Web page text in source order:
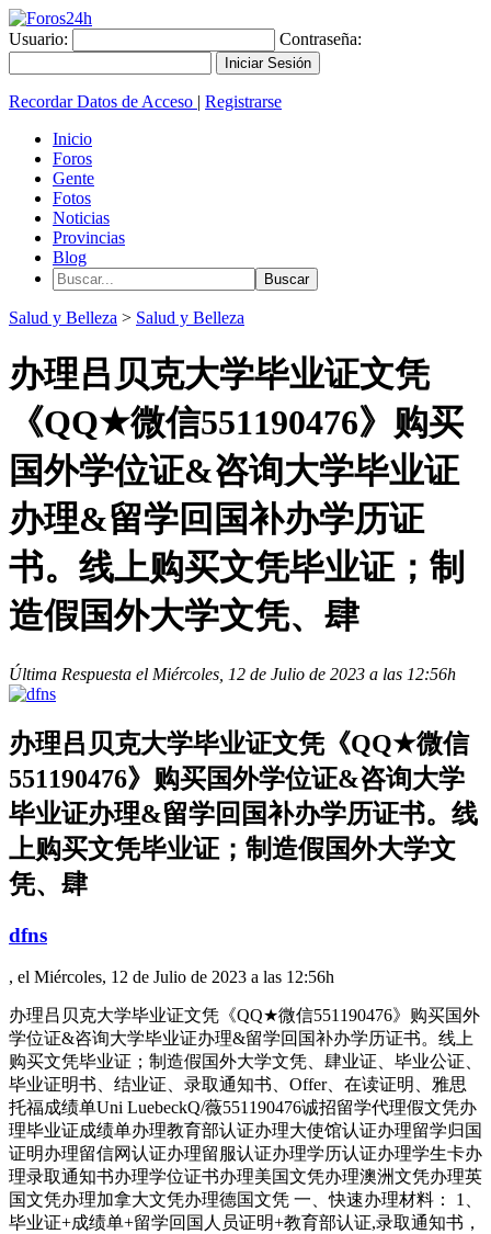
Usuario: Contraseña:
Recordar Datos de Acceso | Registrarse
Inicio
Foros
Gente
Fotos
Noticias
Provincias
Blog
Salud y Belleza > Salud y Belleza
办理吕贝克大学毕业证文凭
《QQ★微信551190476》购买
国外学位证&咨询大学毕业证
办理&留学回国补办学历证
书。线上购买文凭毕业证；制
造假国外大学文凭、肆
Última Respuesta el Miércoles, 12 de Julio de 2023 a las 12:56h
办理吕贝克大学毕业证文凭《QQ★微信
551190476》购买国外学位证&咨询大学
毕业证办理&留学回国补办学历证书。线
上购买文凭毕业证；制造假国外大学文
凭、肆
dfns
, el Miércoles, 12 de Julio de 2023 a las 12:56h
办理吕贝克大学毕业证文凭《QQ★微信551190476》购买国外
学位证&咨询大学毕业证办理&留学回国补办学历证书。线上
购买文凭毕业证；制造假国外大学文凭、肆业证、毕业公证、
毕业证明书、结业证、录取通知书、Offer、在读证明、雅思
托福成绩单Uni LuebeckQ/薇551190476诚招留学代理假文凭办
理毕业证成绩单办理教育部认证办理大使馆认证办理留学归国
证明办理留信网认证办理留服认证办理学历认证办理学生卡办
理录取通知书办理学位证书办理美国文凭办理澳洲文凭办理英
国文凭办理加拿大文凭办理德国文凭 一、快速办理材料： 1、
毕业证+成绩单+留学回国人员证明+教育部认证,录取通知书，